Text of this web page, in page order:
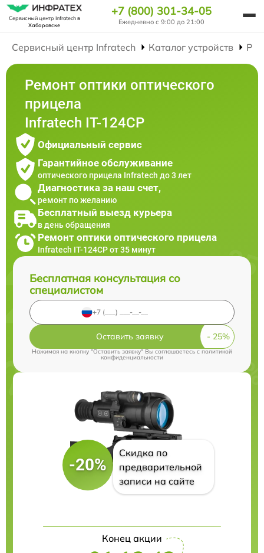
Сервисный центр Infratechв
Хабаровске
+7 (800) 301-34-05
Ежедневно с 9:00 до 21:00
Сервисный центр Infratech Каталог устройств
Ремонт оптики оптического
прицела
Infratech IT-124CP
Официальный сервис
Гарантийное обслуживание
оптического прицела Infratech до 3 лет
Диагностика за наш счет,
ремонт по желанию
Бесплатный выезд курьера
в день обращения
Ремонт оптики оптического прицела
Infratech IT-124CP от 35 минут
Бесплатная консультация со
специалистом
Оставить заявку
Нажимая на кнопку "Оставить заявку" Вы соглашаетесь cполитикой
конфиденциальности
-20%
Скидка по
предварительной
записи на сайте
Конец акции